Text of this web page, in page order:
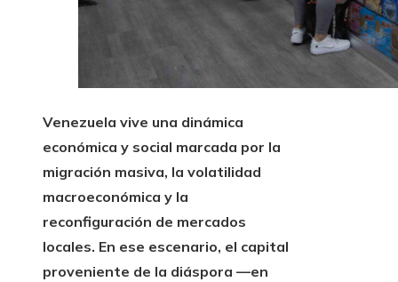
Venezuela vive una dinámica
económica y social marcada por la
migración masiva, la volatilidad
macroeconómica y la
reconfiguración de mercados
locales. En ese escenario, el capital
proveniente de la diáspora —en